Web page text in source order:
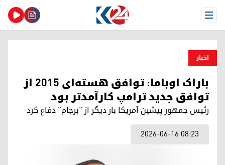
Open Menu
اخبار
باراک اوباما: توافق هسته‌ای ۲۰۱۵ از
توافق جدید ترامپ کارآمدتر بود
رئیس جمهور پیشین آمریکا بار دیگر از "برجام" دفاع کرد
2026-06-16 08:23